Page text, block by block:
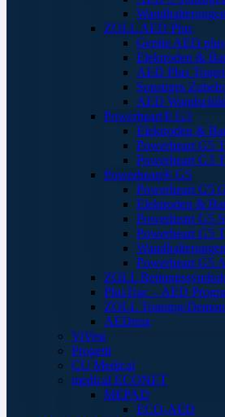
ZOLL AED Plus
Geräte AED plus
Elektroden &
AED Plus
Sonstiges
AED
Powerheart® G3
Elektroden &
Powerheart G5
Powerheart G3
Powerheart® G5
Powerheart G5
Elektroden &
Powerheart G5
Powerheart G5
Powerheart G5
ZOLL
PlusTrac – AED
ZOLL Training/
AEDtrax
ViVest
Progetti
CU Medical
medical ECONET
MEPAD
ECO-AED